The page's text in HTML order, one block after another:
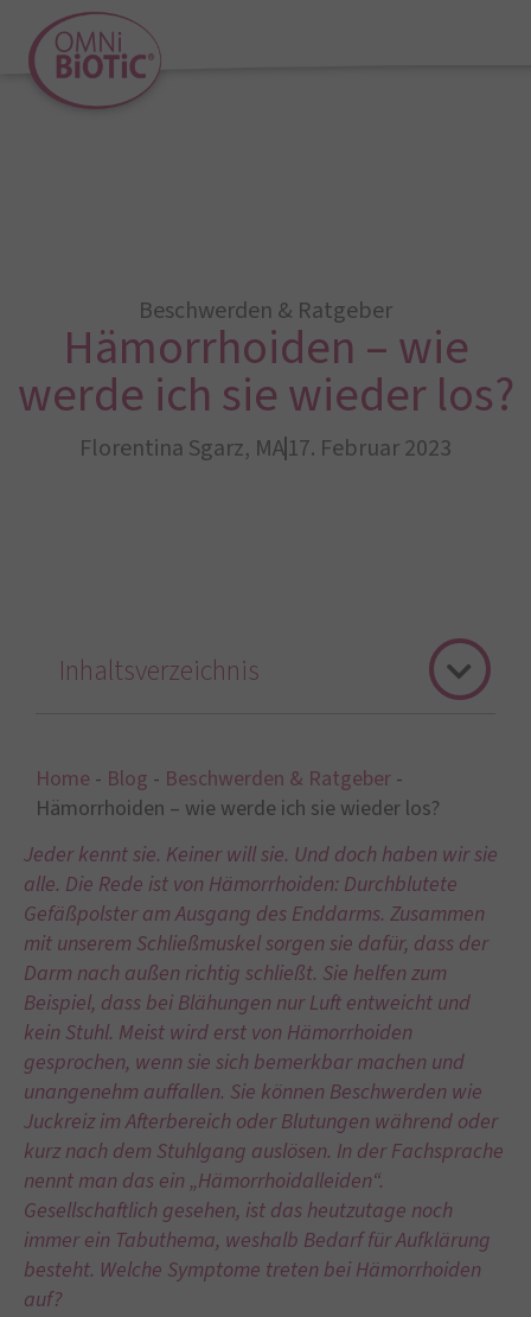
Beschwerden & Ratgeber
Hämorrhoiden – wie
werde ich sie wieder los?
Florentina Sgarz, MA17. Februar 2023
Home - Blog - Beschwerden & Ratgeber -
Hämorrhoiden – wie werde ich sie wieder los?
Jeder kennt sie. Keiner will sie. Und doch haben wir sie
alle. Die Rede ist von Hämorrhoiden: Durchblutete
Gefäßpolster am Ausgang des Enddarms. Zusammen
mit unserem Schließmuskel sorgen sie dafür, dass der
Darm nach außen richtig schließt. Sie helfen zum
Beispiel, dass bei Blähungen nur Luft entweicht und
kein Stuhl. Meist wird erst von Hämorrhoiden
gesprochen, wenn sie sich bemerkbar machen und
unangenehm auffallen. Sie können Beschwerden wie
Juckreiz im Afterbereich oder Blutungen während oder
kurz nach dem Stuhlgang auslösen. In der Fachsprache
nennt man das ein „Hämorrhoidalleiden“.
Gesellschaftlich gesehen, ist das heutzutage noch
immer ein Tabuthema, weshalb Bedarf für Aufklärung
besteht. Welche Symptome treten bei Hämorrhoiden
auf?
Inhaltsverzeichnis